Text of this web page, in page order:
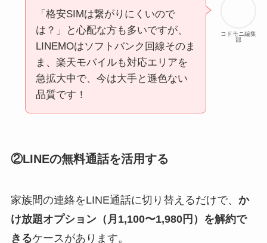
コドモニ編集
部
「格安SIMは繋がりにくいので
は？」と心配な方も多いですが、
LINEMOはソフトバンク回線そのま
ま、楽天モバイルも対応エリアを
急拡大中で、今は大手と遜色ない
品質です！
②LINEの無料通話を活用する
家族間の連絡をLINE通話に切り替えるだけで、 か
け放題オプション（月1,100〜1,980円）を解約で
きるケースがあります。